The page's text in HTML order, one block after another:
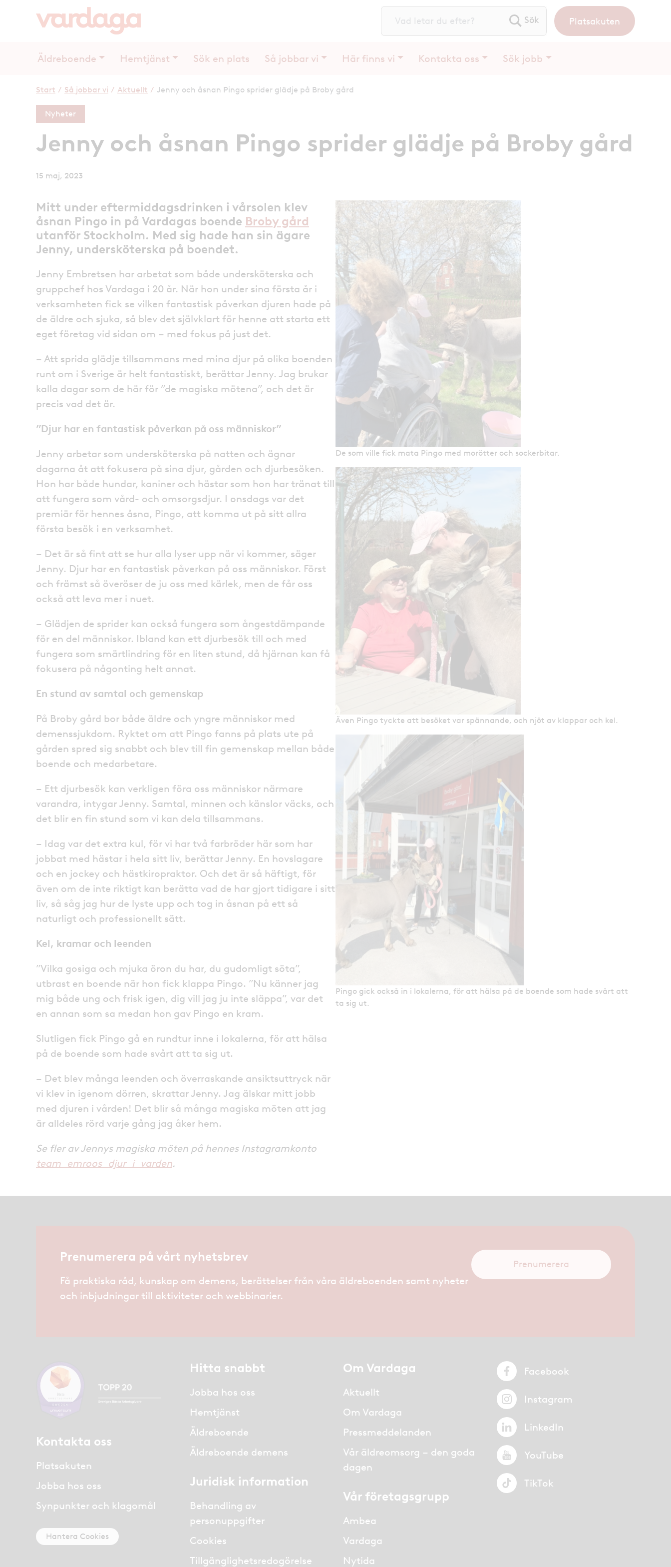
Sök efter: Platsakuten
Äldreboende Hemtjänst Sök en plats Så jobbar vi Här finns vi Kontakta oss Sök jobb
Start / Så jobbar vi / Aktuellt / Jenny och åsnan Pingo sprider glädje på Broby gård
Nyheter
Jenny och åsnan Pingo sprider glädje på Broby gård
15 maj, 2023
Mitt under eftermiddagsdrinken i vårsolen klev
åsnan Pingo in på Vardagas boende Broby gård
utanför Stockholm. Med sig hade han sin ägare
Jenny, undersköterska på boendet.
Jenny Embretsen har arbetat som både undersköterska och
gruppchef hos Vardaga i 20 år. När hon under sina första år i
verksamheten fick se vilken fantastisk påverkan djuren hade på
de äldre och sjuka, så blev det självklart för henne att starta ett
eget företag vid sidan om – med fokus på just det.
– Att sprida glädje tillsammans med mina djur på olika boenden
runt om i Sverige är helt fantastiskt, berättar Jenny. Jag brukar
kalla dagar som de här för ”de magiska mötena”, och det är
precis vad det är.
”Djur har en fantastisk påverkan på oss människor”
Jenny arbetar som undersköterska på natten och ägnar
dagarna åt att fokusera på sina djur, gården och djurbesöken.
Hon har både hundar, kaniner och hästar som hon har tränat till
att fungera som vård- och omsorgsdjur. I onsdags var det
premiär för hennes åsna, Pingo, att komma ut på sitt allra
första besök i en verksamhet.
– Det är så fint att se hur alla lyser upp när vi kommer, säger
Jenny. Djur har en fantastisk påverkan på oss människor. Först
och främst så överöser de ju oss med kärlek, men de får oss
också att leva mer i nuet.
– Glädjen de sprider kan också fungera som ångestdämpande
för en del människor. Ibland kan ett djurbesök till och med
fungera som smärtlindring för en liten stund, då hjärnan kan få
fokusera på någonting helt annat.
En stund av samtal och gemenskap
På Broby gård bor både äldre och yngre människor med
demenssjukdom. Ryktet om att Pingo fanns på plats ute på
gården spred sig snabbt och blev till fin gemenskap mellan både
boende och medarbetare.
– Ett djurbesök kan verkligen föra oss människor närmare
varandra, intygar Jenny. Samtal, minnen och känslor väcks, och
det blir en fin stund som vi kan dela tillsammans.
– Idag var det extra kul, för vi har två farbröder här som har
jobbat med hästar i hela sitt liv, berättar Jenny. En hovslagare
och en jockey och hästkiropraktor. Och det är så häftigt, för
även om de inte riktigt kan berätta vad de har gjort tidigare i sitt
liv, så såg jag hur de lyste upp och tog in åsnan på ett så
naturligt och professionellt sätt.
Kel, kramar och leenden
”Vilka gosiga och mjuka öron du har, du gudomligt söta”,
utbrast en boende när hon fick klappa Pingo. ”Nu känner jag
mig både ung och frisk igen, dig vill jag ju inte släppa”, var det
en annan som sa medan hon gav Pingo en kram.
Slutligen fick Pingo gå en rundtur inne i lokalerna, för att hälsa
på de boende som hade svårt att ta sig ut.
– Det blev många leenden och överraskande ansiktsuttryck när
vi klev in igenom dörren, skrattar Jenny. Jag älskar mitt jobb
med djuren i vården! Det blir så många magiska möten att jag
är alldeles rörd varje gång jag åker hem.
Se fler av Jennys magiska möten på hennes Instagramkonto
team_emroos_djur_i_varden.
De som ville fick mata Pingo med morötter och sockerbitar.
Även Pingo tyckte att besöket var spännande, och njöt av klappar och kel.
Pingo gick också in i lokalerna, för att hälsa på de boende som hade svårt att
ta sig ut.
Prenumerera på vårt nyhetsbrev
Få praktiska råd, kunskap om demens, berättelser från våra äldreboenden samt nyheter
och inbjudningar till aktiviteter och webbinarier.
Prenumerera
Kontakta oss
Platsakuten
Jobba hos oss
Synpunkter och klagomål
Hantera Cookies
Hitta snabbt
Jobba hos oss
Hemtjänst
Äldreboende
Äldreboende demens
Juridisk information
Behandling av
personuppgifter
Cookies
Tillgänglighetsredogörelse
Om Vardaga
Aktuellt
Om Vardaga
Pressmeddelanden
Vår äldreomsorg – den goda
dagen
Vår företagsgrupp
Ambea
Vardaga
Nytida
Facebook
Instagram
LinkedIn
YouTube
TikTok